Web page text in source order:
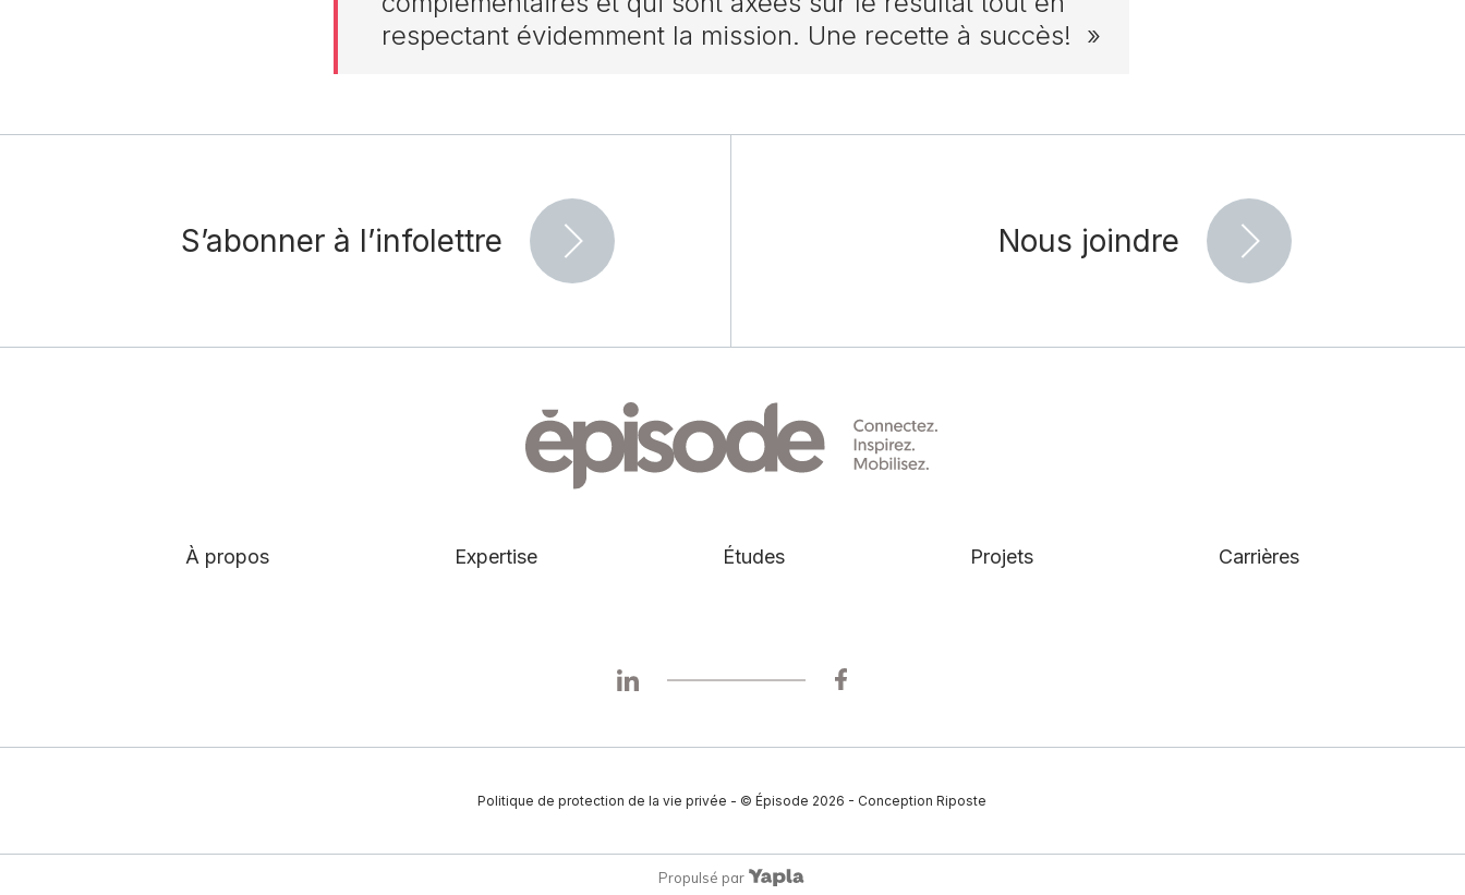
respectant évidemment la mission. Une recette à succès! »
S’abonner à l’infolettre Nous joindre
À propos Expertise Études Projets Carrières
Politique de protection de la vie privée - © Épisode 2026 - Conception Riposte
Propulsé par